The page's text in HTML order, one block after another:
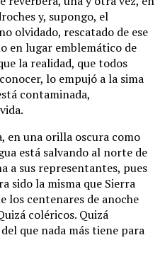
y, supongo, el
olvidado, rescatado de ese
en lugar emblemático de
la realidad, que todos
lo empujó a la sima
contaminada,
en una orilla oscura como
está salvando al norte de
a sus representantes, pues
sido la misma que Sierra
los centenares de anoche
coléricos. Quizá
que nada más tiene para